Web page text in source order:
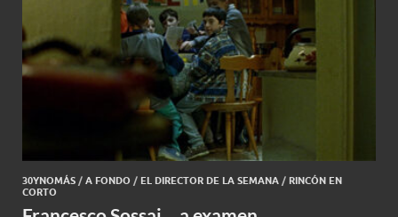
30YNOMÁS / A FONDO / EL DIRECTOR DE LA SEMANA / RINCÓN EN
CORTO